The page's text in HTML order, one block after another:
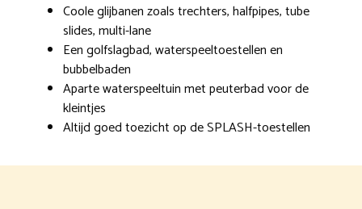
Coole glijbanen zoals trechters, halfpipes, tube
slides, multi-lane
Een golfslagbad, waterspeeltoestellen en
bubbelbaden
Aparte waterspeeltuin met peuterbad voor de
kleintjes
Altijd goed toezicht op de SPLASH-toestellen